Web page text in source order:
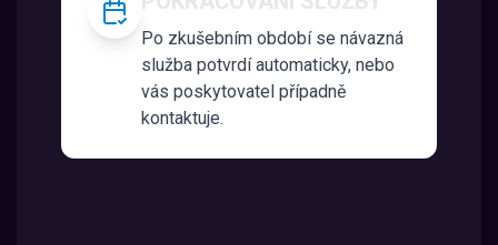
Po zkušebním období se návazná
služba potvrdí automaticky, nebo
vás poskytovatel případně
kontaktuje.